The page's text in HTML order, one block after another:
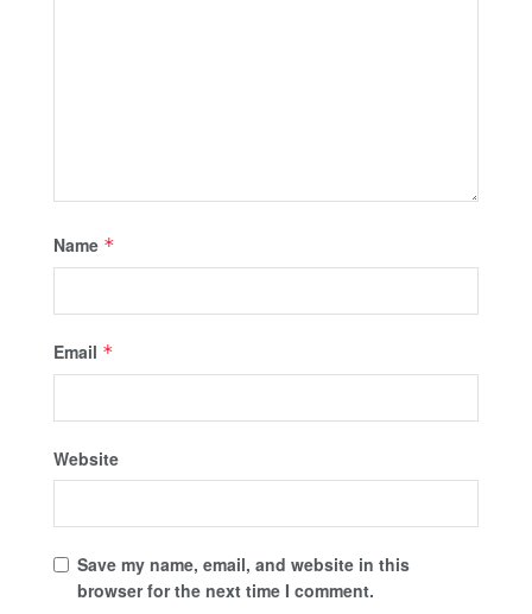
Name *
Email *
Website
Save my name, email, and website in this
browser for the next time I comment.